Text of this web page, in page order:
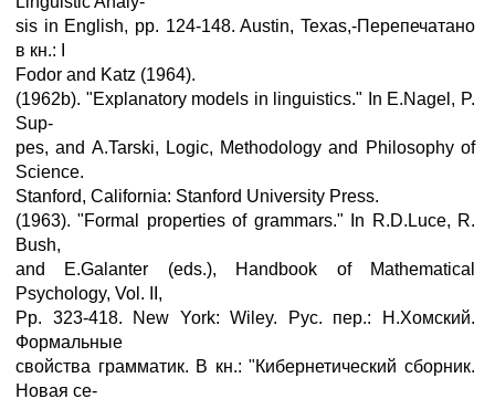
sis in English, pp. 124-148. Austin, Texas,-Перепечатано
в кн.: I
Fodor and Katz (1964).
(1962b). "Explanatory models in linguistics." In E.Nagel, P.
Sup-
pes, and A.Tarski, Logic, Methodology and Philosophy of
Science.
Stanford, California: Stanford University Press.
(1963). "Formal properties of grammars." In R.D.Luce, R.
Bush,
and E.Galanter (eds.), Handbook of Mathematical
Psychology, Vol. II,
Pp. 323-418. New York: Wiley. Рус. пер.: Н.Хомский.
Формальные
свойства грамматик. В кн.: "Кибернетический сборник.
Новая се-